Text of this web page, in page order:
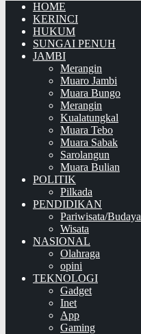
HOME
KERINCI
HUKUM
SUNGAI PENUH
JAMBI
Merangin
Muaro Jambi
Muara Bungo
Merangin
Kualatungkal
Muara Tebo
Muara Sabak
Sarolangun
Muara Bulian
POLITIK
Pilkada
PENDIDIKAN
Pariwisata/Budaya
Wisata
NASIONAL
Olahraga
opini
TEKNOLOGI
Gadget
Inet
App
Gaming